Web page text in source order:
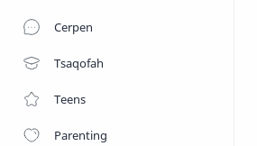
Cerpen
Tsaqofah
Teens
Parenting